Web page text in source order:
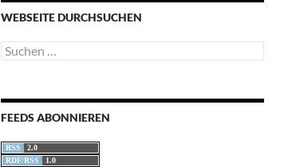
WEBSEITE DURCHSUCHEN
Suchen
nach:
FEEDS ABONNIEREN
RSS
2.0
RDF/RSS
1.0